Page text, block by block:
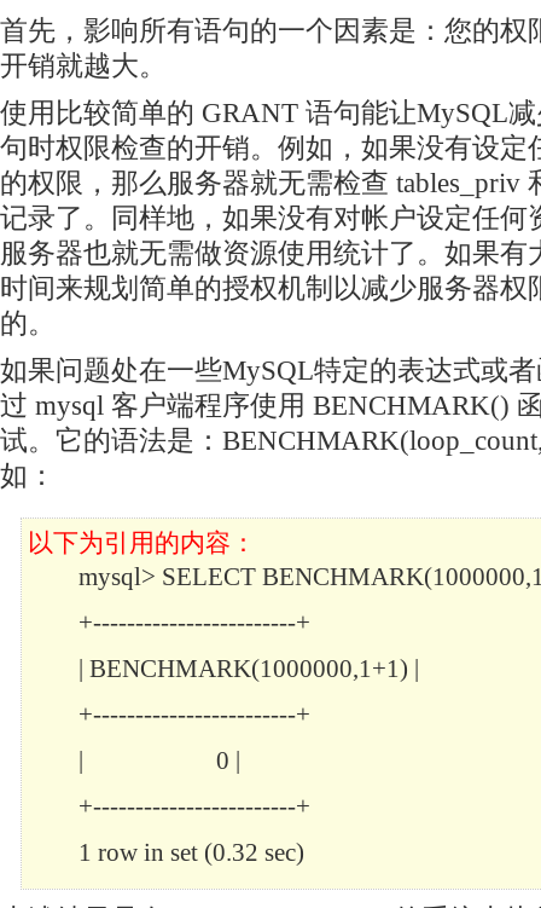
首先，影响所有语句的一个因素是：您的权
开销就越大。
使用比较简单的 GRANT 语句能让MySQL
句时权限检查的开销。例如，如果没有设定
的权限，那么服务器就无需检查 tables_priv
记录了。同样地，如果没有对帐户设定任何
服务器也就无需做资源使用统计了。如果有
时间来规划简单的授权机制以减少服务器权
的。
如果问题处在一些MySQL特定的表达式或
过 mysql 客户端程序使用 BENCHMARK()
试。它的语法是：
如：
以下为引用的内容：
mysql> SELECT
+------------------------+
| BENCHMARK(1000000,1+1) |
+------------------------+
| 0 |
+------------------------+
1 row in set (0.32 sec)